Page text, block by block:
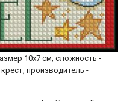
10х7 см, сложность -
производитель -